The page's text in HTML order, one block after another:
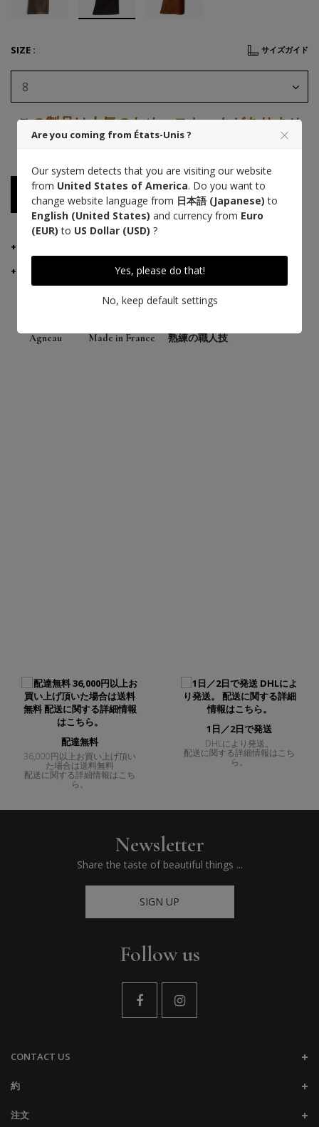
SIZE : サイズガイド
8
この製品は人気のため、ストックがありませ
ん！
ストックが入ったらお知らせしてほしい！
Agneau Made in France 熟練の職人技
配達無料
36,000円以上お買い上げ頂い
た場合は送料無料
配送に関する詳細情報はこち
ら。
1日／2日で発送
DHLにより発送。
配送に関する詳細情報はこち
ら。
Newsletter
Share the taste of beautiful things ...
SIGN UP
Follow us
CONTACT US
約
注文
Are you coming from États-Unis ?
Our system detects that you are visiting our website
from United States of America. Do you want to
change website language from 日本語 (Japanese) to
English (United States) and currency from Euro
(EUR) to US Dollar (USD) ?
Yes, please do that!
No, keep default settings